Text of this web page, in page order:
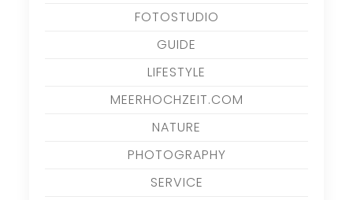
FOTOSTUDIO
GUIDE
LIFESTYLE
MEERHOCHZEIT.COM
NATURE
PHOTOGRAPHY
SERVICE